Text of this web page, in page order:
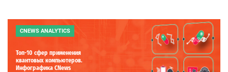
CNEWS ANALYTICS
Топ-10 сфер применения
квантовых компьютеров.
Инфографика CNews